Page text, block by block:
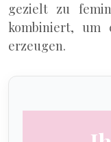
gezielt zu
kombiniert, um
erzeugen.